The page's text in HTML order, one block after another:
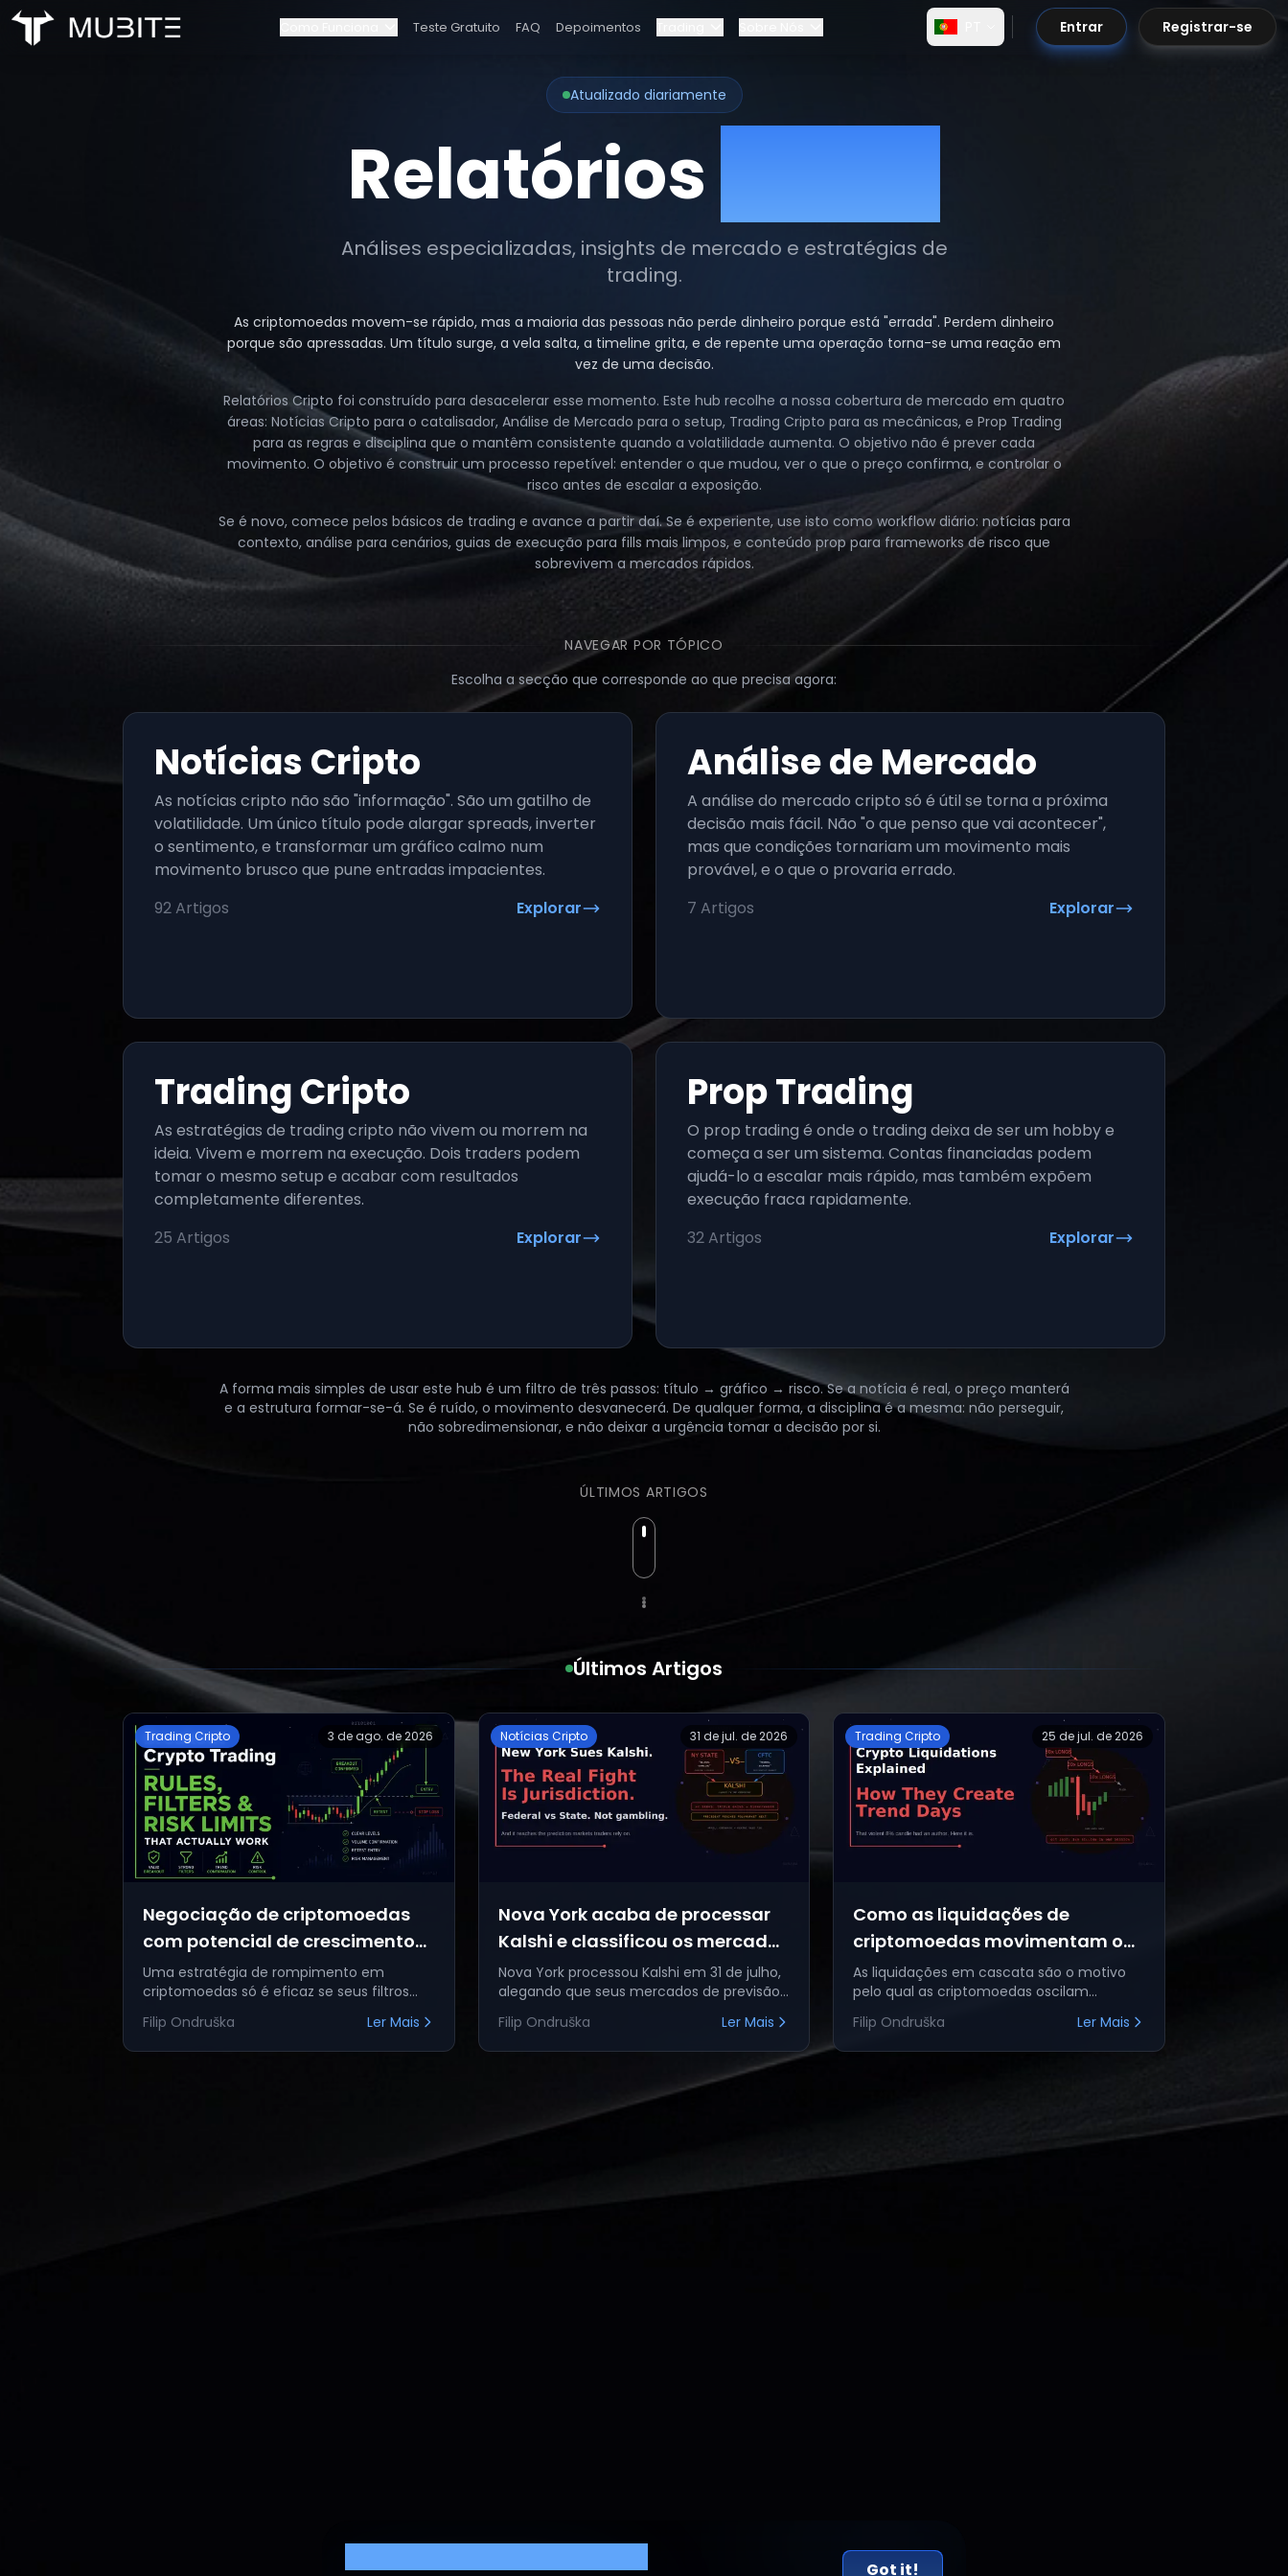
Escalonamento de Conta
Teste Gratuito FAQ Depoimentos
Painel
Preços
Parcerias Parcerias
Entrar Registrar-se
Atualizado diariamente
RelatóriosCripto
Análises especializadas, insights de mercado e estratégias de
trading.
As criptomoedas movem-se rápido, mas a maioria das pessoas não perde dinheiro porque está "errada". Perdem dinheiro
porque são apressadas. Um título surge, a vela salta, a timeline grita, e de repente uma operação torna-se uma reação em
vez de uma decisão.
Relatórios Cripto foi construído para desacelerar esse momento. Este hub recolhe a nossa cobertura de mercado em quatro
áreas: Notícias Cripto para o catalisador, Análise de Mercado para o setup, Trading Cripto para as mecânicas, e Prop Trading
para as regras e disciplina que o mantêm consistente quando a volatilidade aumenta. O objetivo não é prever cada
movimento. O objetivo é construir um processo repetível: entender o que mudou, ver o que o preço confirma, e controlar o
risco antes de escalar a exposição.
Se é novo, comece pelos básicos de trading e avance a partir daí. Se é experiente, use isto como workflow diário: notícias para
contexto, análise para cenários, guias de execução para fills mais limpos, e conteúdo prop para frameworks de risco que
sobrevivem a mercados rápidos.
NAVEGAR POR TÓPICO
Escolha a secção que corresponde ao que precisa agora:
Notícias Cripto
As notícias cripto não são "informação". São um gatilho de
volatilidade. Um único título pode alargar spreads, inverter
o sentimento, e transformar um gráfico calmo num
movimento brusco que pune entradas impacientes.
92Artigos Explorar
Análise de Mercado
A análise do mercado cripto só é útil se torna a próxima
decisão mais fácil. Não "o que penso que vai acontecer",
mas que condições tornariam um movimento mais
provável, e o que o provaria errado.
7 Artigos Explorar
Trading Cripto
As estratégias de trading cripto não vivem ou morrem na
ideia. Vivem e morrem na execução. Dois traders podem
tomar o mesmo setup e acabar com resultados
completamente diferentes.
25 Artigos Explorar
Prop Trading
O prop trading é onde o trading deixa de ser um hobby e
começa a ser um sistema. Contas financiadas podem
ajudá-lo a escalar mais rápido, mas também expõem
execução fraca rapidamente.
32Artigos Explorar
A forma mais simples de usar este hub é um filtro de três passos: título → gráfico → risco. Se a notícia é real, o preço manterá
e a estrutura formar-se-á. Se é ruído, o movimento desvanecerá. De qualquer forma, a disciplina é a mesma: não perseguir,
não sobredimensionar, e não deixar a urgência tomar a decisão por si.
ÚLTIMOS ARTIGOS
Últimos Artigos
Trading Cripto 3 de ago. de 2026
Negociação de criptomoedas
com potencial de crescimento
exponencial: regras, filtros e
limites de risco que realmente
funcionam.
Uma estratégia de rompimento em
criptomoedas só é eficaz se seus filtros
para uma entrada válida, como identificar
fa
Filip Ondruška Ler Mais
Notícias Cripto 31 de jul. de 2026
Nova York acaba de processar
Kalshi e classificou os mercados
de previsão como jogos de azar
ilegais.
Nova York processou Kalshi em 31 de julho,
alegando que seus mercados de previsão
conflito reside na disputa entre a jur
Filip Ondruška Ler Mais
Trading Cripto 25 de jul. de 2026
Como as liquidações de
criptomoedas movimentam o
mercado e criam dias de
tendência
As liquidações em cascata são o motivo
pelo qual as criptomoedas oscilam
com longas sombras. Aprenda como as
vendas forçada
Filip Ondruška Ler Mais
Got it!